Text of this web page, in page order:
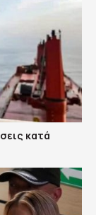
κατά